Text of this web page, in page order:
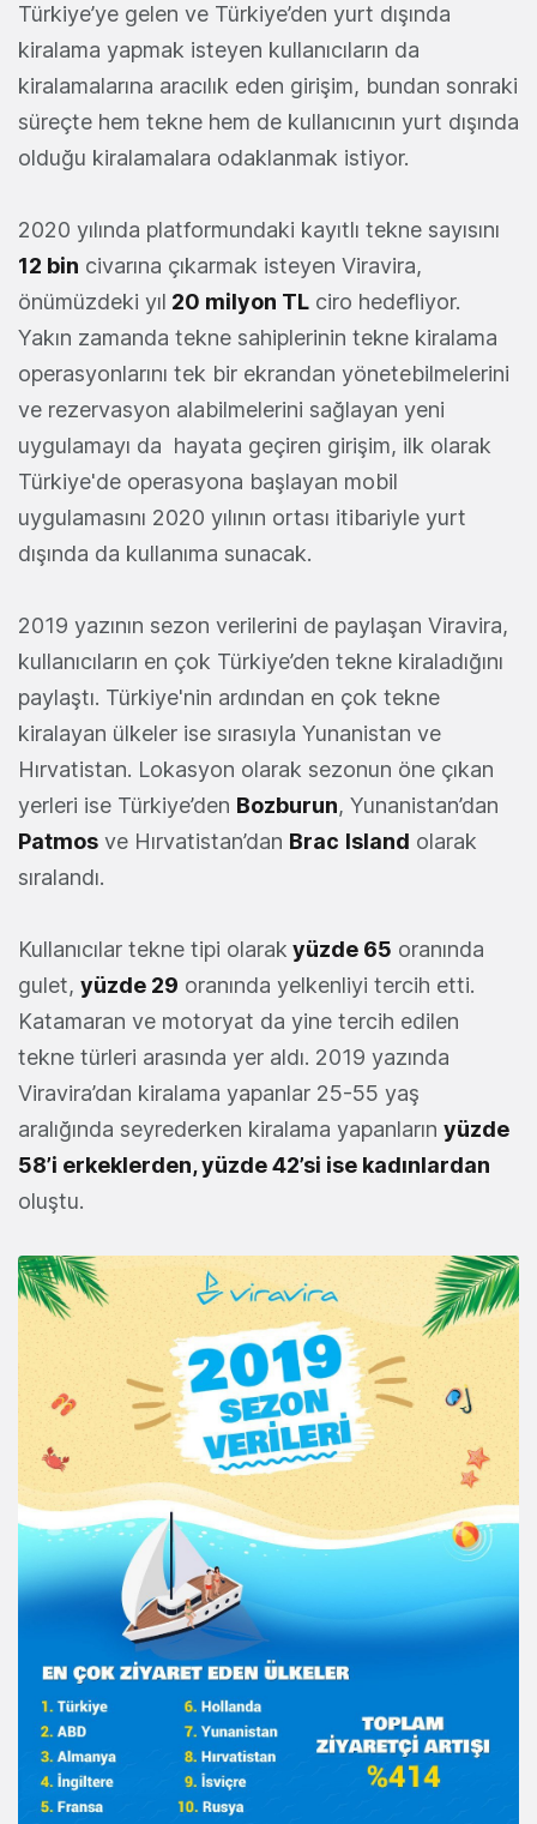
Türkiye’ye gelen ve Türkiye’den yurt dışında
kiralama yapmak isteyen kullanıcıların da
kiralamalarına aracılık eden girişim, bundan sonraki
süreçte hem tekne hem de kullanıcının yurt dışında
olduğu kiralamalara odaklanmak istiyor.
2020 yılında platformundaki kayıtlı tekne sayısını
12 bin civarına çıkarmak isteyen Viravira,
önümüzdeki yıl 20 milyon TL ciro hedefliyor.
Yakın zamanda tekne sahiplerinin tekne kiralama
operasyonlarını tek bir ekrandan yönetebilmelerini
ve rezervasyon alabilmelerini sağlayan yeni
uygulamayı da hayata geçiren girişim, ilk olarak
Türkiye'de operasyona başlayan mobil
uygulamasını 2020 yılının ortası itibariyle yurt
dışında da kullanıma sunacak.
2019 yazının sezon verilerini de paylaşan Viravira,
kullanıcıların en çok Türkiye’den tekne kiraladığını
paylaştı. Türkiye'nin ardından en çok tekne
kiralayan ülkeler ise sırasıyla Yunanistan ve
Hırvatistan. Lokasyon olarak sezonun öne çıkan
yerleri ise Türkiye’den Bozburun, Yunanistan’dan
Patmos ve Hırvatistan’dan Brac Island olarak
sıralandı.
Kullanıcılar tekne tipi olarak yüzde 65 oranında
gulet, yüzde 29 oranında yelkenliyi tercih etti.
Katamaran ve motoryat da yine tercih edilen
tekne türleri arasında yer aldı. 2019 yazında
Viravira’dan kiralama yapanlar 25-55 yaş
aralığında seyrederken kiralama yapanların yüzde
58’i erkeklerden, yüzde 42’si ise kadınlardan
oluştu.